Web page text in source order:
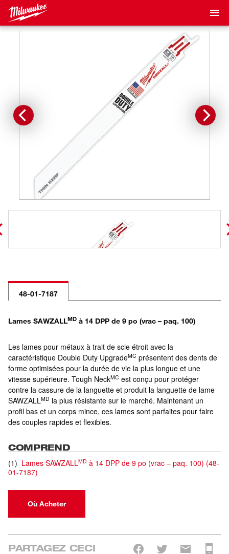
48-01-7187
Lames SAWZALLMD à 14 DPP de 9 po (vrac – paq. 100)
Les lames pour métaux à trait de scie étroit avec la
caractéristique Double Duty UpgradeMC présentent des dents de
forme optimisées pour la durée de vie la plus longue et une
vitesse supérieure. Tough NeckMC est conçu pour protéger
contre la cassure de la languette et produit la languette de lame
SAWZALLMD la plus résistante sur le marché. Maintenant un
profil bas et un corps mince, ces lames sont parfaites pour faire
des couples rapides et flexibles.
COMPREND
(1) Lames SAWZALLMD à 14 DPP de 9 po (vrac – paq. 100) (48-
01-7187)
Où Acheter
PARTAGEZ CECI